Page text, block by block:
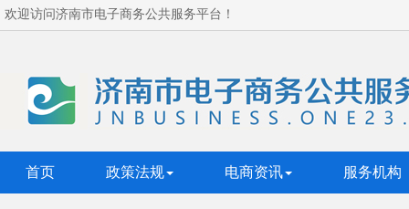
欢迎访问济南市电子商务公共服务平台！
首页 政策法规 电商资讯 服务机构